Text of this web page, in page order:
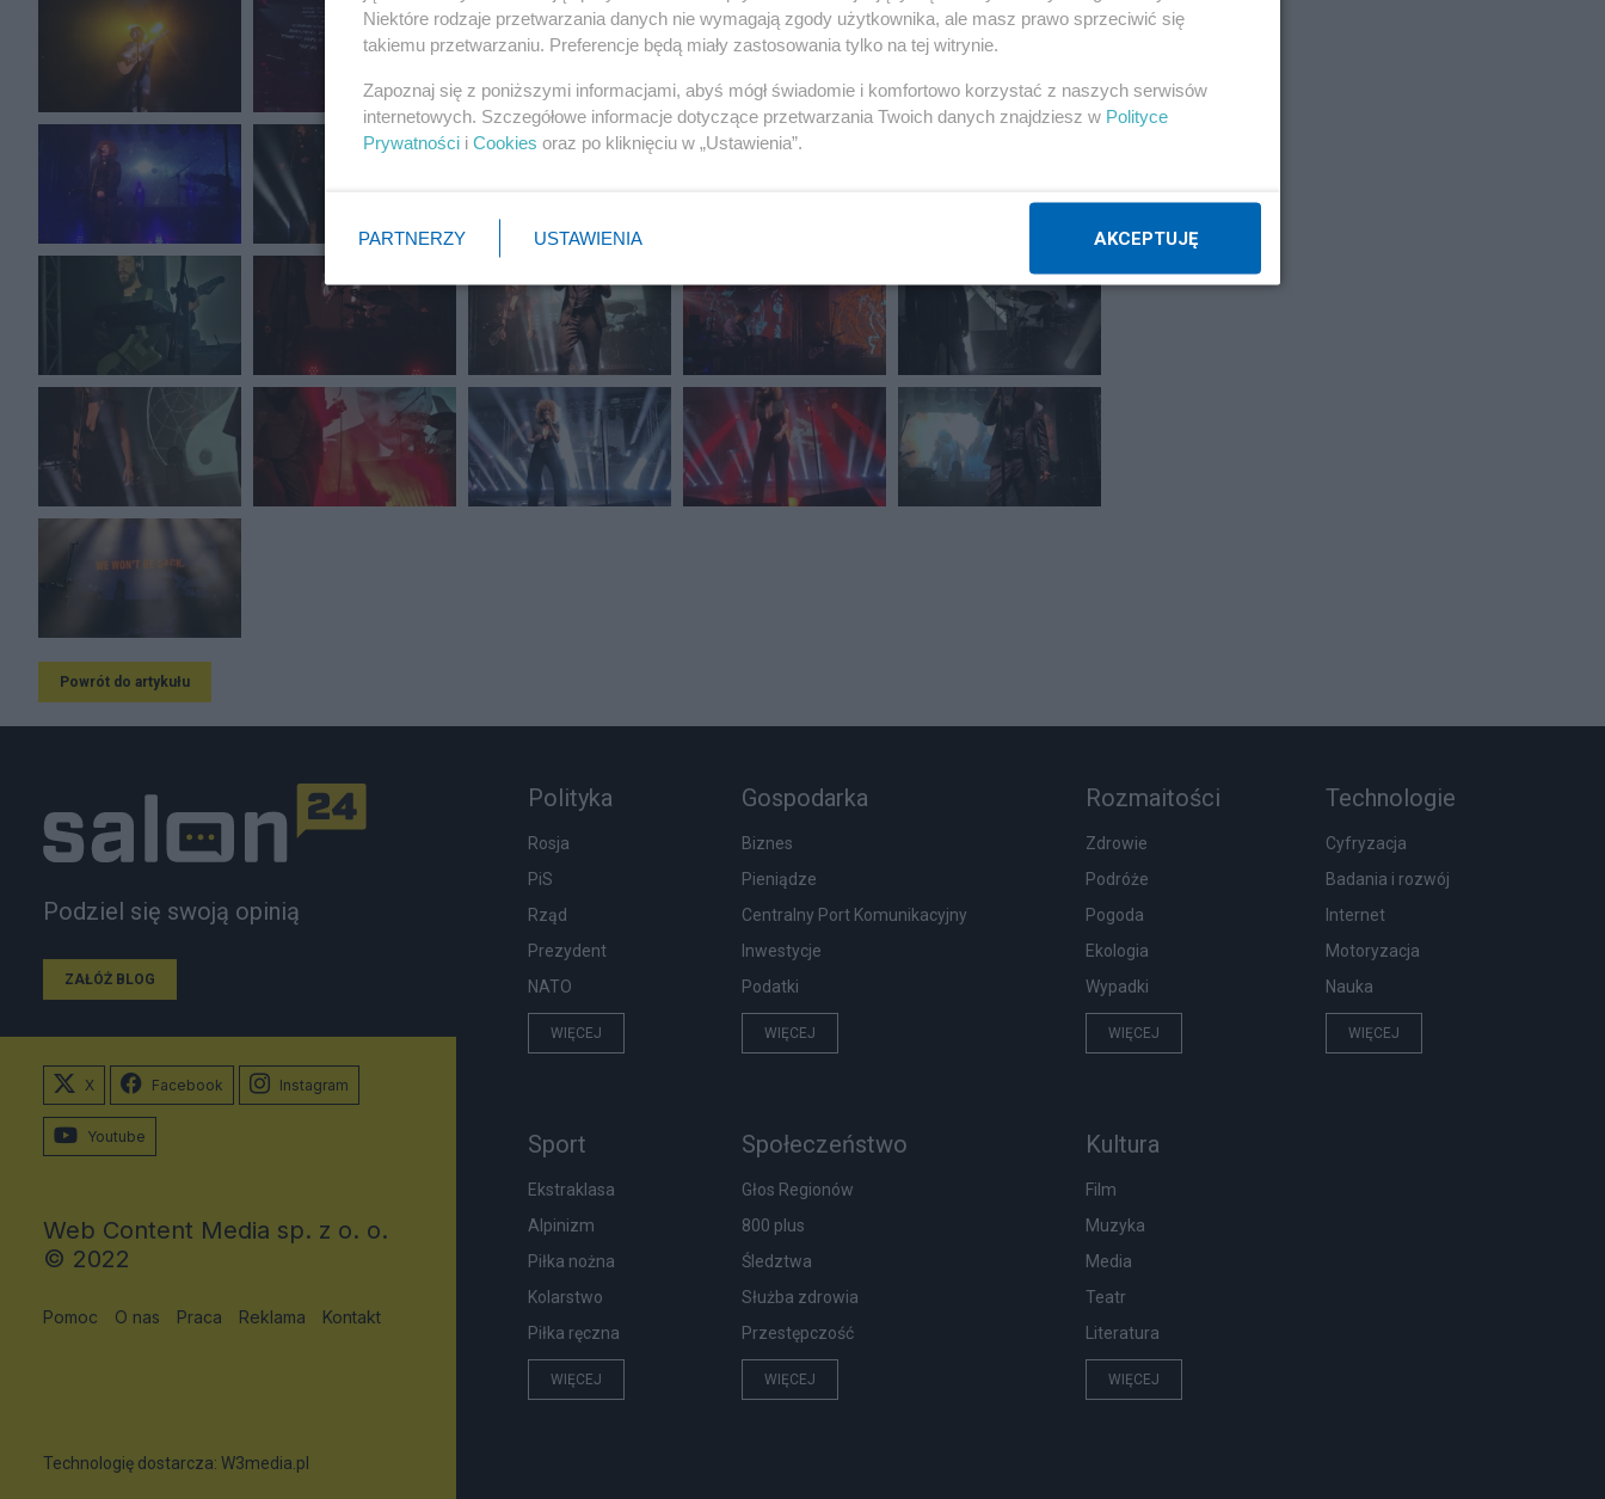
Powrót do artykułu
Podziel się swoją opinią
ZAŁÓŻ BLOG
Polityka
Rosja
PiS
Rząd
Prezydent
NATO
WIĘCEJ
Gospodarka
Biznes
Pieniądze
Centralny Port Komunikacyjny
Inwestycje
Podatki
WIĘCEJ
Rozmaitości
Zdrowie
Podróże
Pogoda
Ekologia
Wypadki
WIĘCEJ
Technologie
Cyfryzacja
Badania i rozwój
Internet
Motoryzacja
Nauka
WIĘCEJ
Sport
Ekstraklasa
Alpinizm
Piłka nożna
Kolarstwo
Piłka ręczna
WIĘCEJ
Społeczeństwo
Głos Regionów
800 plus
Śledztwa
Służba zdrowia
Przestępczość
WIĘCEJ
Kultura
Film
Muzyka
Media
Teatr
Literatura
WIĘCEJ
X Facebook Instagram
Youtube
Web Content Media sp. z o. o.
© 2022
Pomoc O nas Praca Reklama Kontakt
Technologię dostarcza: W3media.pl
Niektóre rodzaje przetwarzania danych nie wymagają zgody użytkownika, ale masz prawo sprzeciwić się
takiemu przetwarzaniu. Preferencje będą miały zastosowania tylko na tej witrynie.
Zapoznaj się z poniższymi informacjami, abyś mógł świadomie i komfortowo korzystać z naszych serwisów
internetowych. Szczegółowe informacje dotyczące przetwarzania Twoich danych znajdziesz w Polityce
Prywatności i Cookies oraz po kliknięciu w „Ustawienia”.
PARTNERZY USTAWIENIA AKCEPTUJĘ